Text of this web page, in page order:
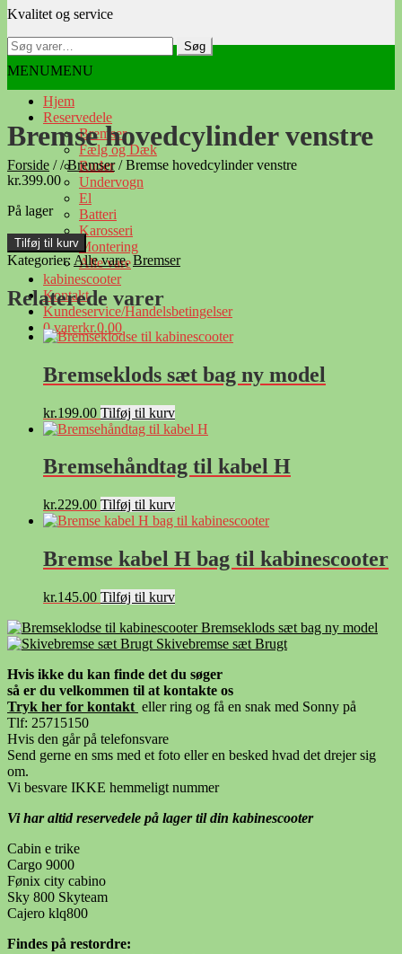
navigation
indhold
Kvalitet og service
Søg
efter:
Søg
MENUMENU
Hjem
Reservedele
Bremser
Fælg og Dæk
Ruder
Undervogn
El
Batteri
Karosseri
Montering
Alle vare
kabinescooter
Kontakt
Kundeservice/Handelsbetingelser
0 varerkr.0.00
Forside //Bremser/Bremse hovedcylinder venstre
Bremse hovedcylinder venstre
kr.399.00
På lager
Bremse
hovedcylinder
venstre
antal
Tilføj til kurv
Kategorier: Alle vare,Bremser
Relaterede varer
Bremseklods sæt bag ny model
kr.199.00 Tilføj til kurv
Bremsehåndtag til kabel H
kr.229.00 Tilføj til kurv
Bremse kabel H bag til kabinescooter
kr.145.00 Tilføj til kurv
Bremseklods sæt bag ny model
Skivebremse sæt Brugt
Hvis ikke du kan finde det du søger
så er du velkommen til at kontakte os
Tryk her for kontakt eller ring og få en snak med Sonny på
Tlf: 25715150
Hvis den går på telefonsvare
Send gerne en sms med et foto eller en besked hvad det drejer sig
om.
Vi besvare IKKE hemmeligt nummer
Vi har altid reservedele på lager til din kabinescooter
Cabin e trike
Cargo 9000
Fønix city cabino
Sky 800 Skyteam
Cajero klq800
Findes på restordre: